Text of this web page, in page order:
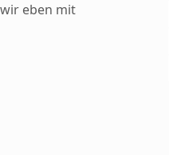
eben mit